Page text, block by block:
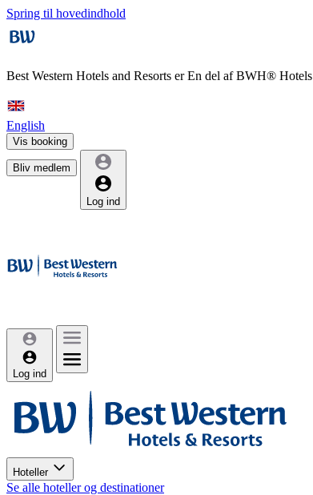
Spring til hovedindhold
Best Western Hotels and Resorts erEn del af BWH® Hotels
English
Vis booking
Bliv medlem
Log ind
Log ind
Hoteller
Se alle hoteller og destinationer